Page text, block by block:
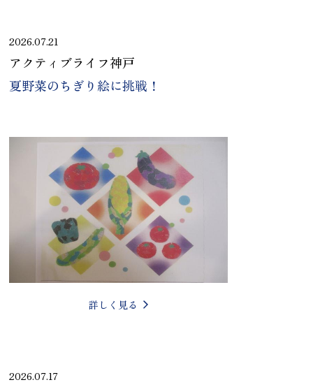
2026.07.21
アクティブライフ神戸
夏野菜のちぎり絵に挑戦！
詳しく見る
2026.07.17